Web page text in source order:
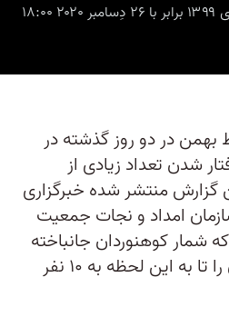
در دو روز گذشته در
شدن تعداد زیادی از
منتشر شده خبرگزاری
امداد و نجات جمعیت
شمار کوهنوردان جانباخته
در ارتفاعات شمال تهران را تا به این لحظه به ۱۰ نفر